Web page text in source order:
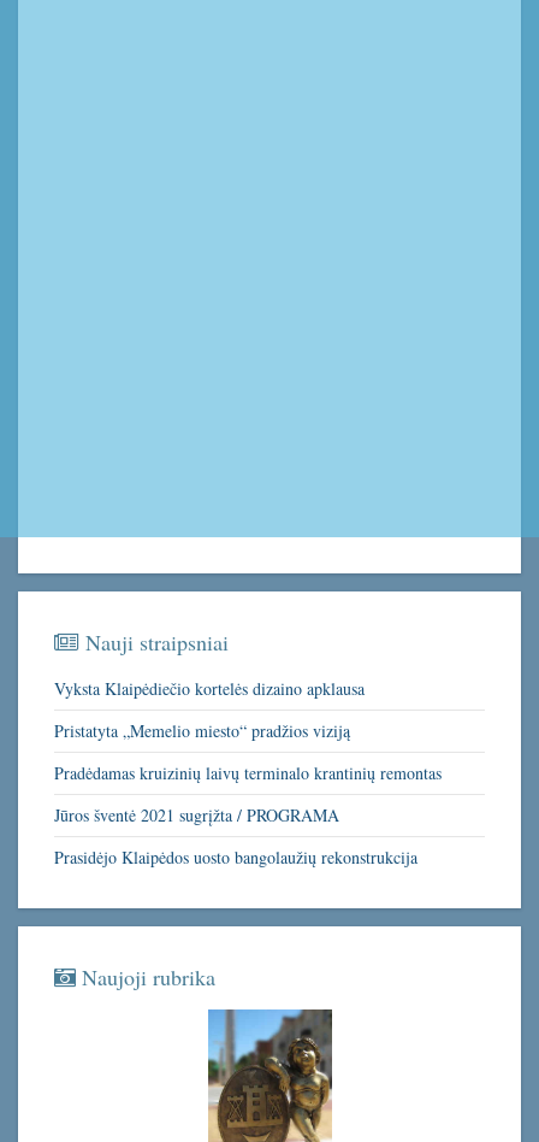
Nauji straipsniai
Vyksta Klaipėdiečio kortelės dizaino apklausa
Pristatyta „Memelio miesto“ pradžios viziją
Pradėdamas kruizinių laivų terminalo krantinių remontas
Jūros šventė 2021 sugrįžta / PROGRAMA
Prasidėjo Klaipėdos uosto bangolaužių rekonstrukcija
Naujoji rubrika